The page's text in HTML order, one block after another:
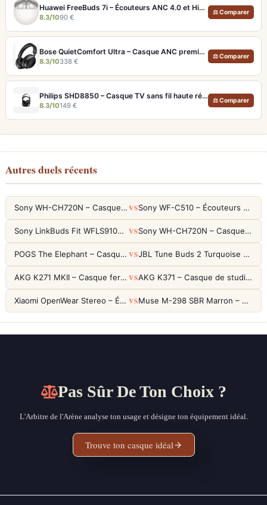
Huawei FreeBuds 7i – Écouteurs ANC 4.0 et Hi-Res LDAC pour moins de 100€
8.3/1090 €
⚖ Comparer
Bose QuietComfort Ultra – Casque ANC premium avec son spatial immersif et autonomie 30h
8.3/10338 €
⚖ Comparer
Philips SHD8850 – Casque TV sans fil haute résolution et confort longue durée
8.3/10149 €
⚖ Comparer
Autres duels récents
Sony WH-CH720N – Casque ANC 35h, Ultra-léger (192g) avec Processeur V1 VS Sony WF-C510 – Écouteurs True Wireless compacts, autonomie 22h et multipoint
Sony LinkBuds Fit WFLS910NW Blanc – Écouteurs Sport Ailes ANC VS Sony WH-CH720N – Casque ANC 35h, Ultra-léger (192g) avec Processeur V1
POGS The Elephant – Casque Filaire Enfants 85dB POGS-Safe™ (Éco-Responsable) VS JBL Tune Buds 2 Turquoise – Écouteurs True Wireless avec ANC et autonomie 48h
AKG K271 MKII – Casque fermé studio fiable pour une écoute neutre VS AKG K371 – Casque de studio fermé 50mm titane, réponse 5Hz-50kHz
Xiaomi OpenWear Stereo – Écouteurs Open-Ear Hi-Res avec réduction de fuite sonore VS Muse M-298 SBR Marron – Casque Bluetooth ANC avec 66h d'autonomie
Pas Sûr De Ton Choix ?
L'Arbitre de l'Arène analyse ton usage et désigne ton équipement idéal.
Trouve ton casque idéal